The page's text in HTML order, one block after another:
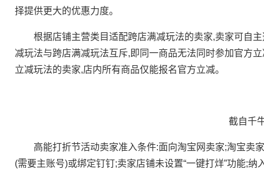
择提供更大的优惠力度。
根据店铺主营类目适配跨店满减玩法的卖家,卖家可自主
减玩法与跨店满减玩法互斥,即同一商品无法同时参加官方
立减玩法的卖家,店内所有商品仅能报名官方立减。
截自千牛
高能打折节活动卖家准入条件:面向淘宝网卖家;淘宝卖
(需要主账号)或绑定钉钉;卖家店铺未设置“一键打烊”功能;